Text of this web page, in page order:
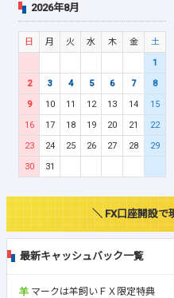
2026年8月
日 月 火 水 木 金
土
1
2
3 4 5 6 7
8
9
10 11 12 13 14
15
16
17 18 19 20 21
22
23
24 25 26 27 28
29
30
31
＼ FX口座開設で
最新キャッシュバック一覧
マークは羊飼いＦＸ限定特典